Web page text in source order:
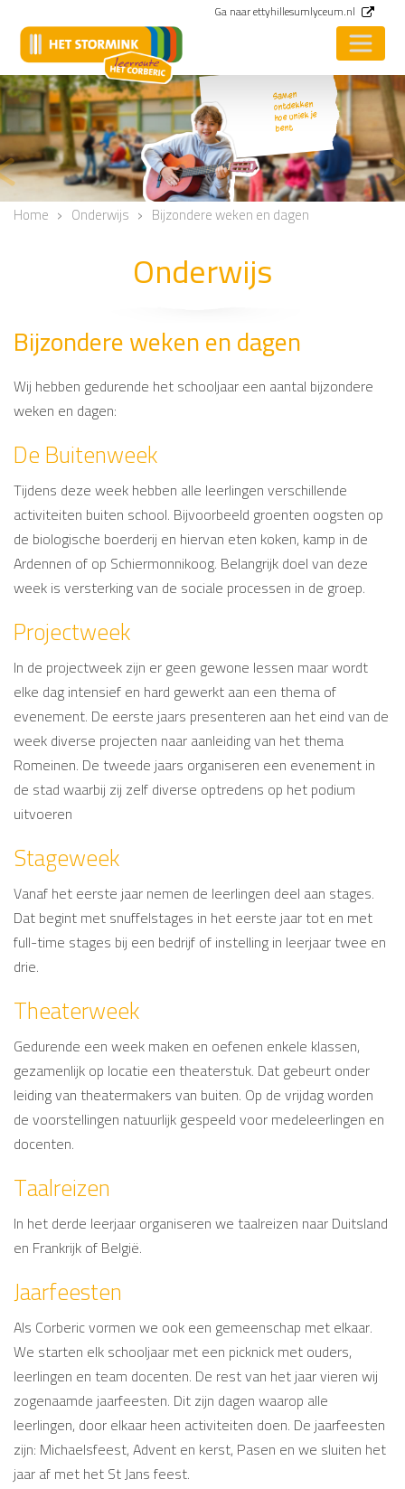
Ga naar ettyhillesumlyceum.nl
Samen
ontdekken
hoe uniek je
bent
Vorige
Home Onderwijs Bijzondere weken en dagen
Onderwijs
Bijzondere weken en dagen
Wij hebben gedurende het schooljaar een aantal bijzondere
weken en dagen:
De Buitenweek
Tijdens deze week hebben alle leerlingen verschillende
activiteiten buiten school. Bijvoorbeeld groenten oogsten op
de biologische boerderij en hiervan eten koken, kamp in de
Ardennen of op Schiermonnikoog. Belangrijk doel van deze
week is versterking van de sociale processen in de groep.
Projectweek
In de projectweek zijn er geen gewone lessen maar wordt
elke dag intensief en hard gewerkt aan een thema of
evenement. De eerste jaars presenteren aan het eind van de
week diverse projecten naar aanleiding van het thema
Romeinen. De tweede jaars organiseren een evenement in
de stad waarbij zij zelf diverse optredens op het podium
uitvoeren
Stageweek
Vanaf het eerste jaar nemen de leerlingen deel aan stages.
Dat begint met snuffelstages in het eerste jaar tot en met
full-time stages bij een bedrijf of instelling in leerjaar twee en
drie.
Theaterweek
Gedurende een week maken en oefenen enkele klassen,
gezamenlijk op locatie een theaterstuk. Dat gebeurt onder
leiding van theatermakers van buiten. Op de vrijdag worden
de voorstellingen natuurlijk gespeeld voor medeleerlingen en
docenten.
Taalreizen
In het derde leerjaar organiseren we taalreizen naar Duitsland
en Frankrijk of België.
Jaarfeesten
Als Corberic vormen we ook een gemeenschap met elkaar.
We starten elk schooljaar met een picknick met ouders,
leerlingen en team docenten. De rest van het jaar vieren wij
zogenaamde jaarfeesten. Dit zijn dagen waarop alle
leerlingen, door elkaar heen activiteiten doen. De jaarfeesten
zijn: Michaelsfeest, Advent en kerst, Pasen en we sluiten het
jaar af met het St Jans feest.